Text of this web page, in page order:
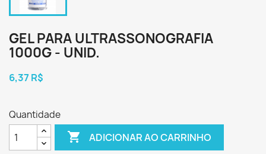
GEL PARA ULTRASSONOGRAFIA
1000G - UNID.
6,37 R$
Quantidade
 ADICIONAR AO CARRINHO